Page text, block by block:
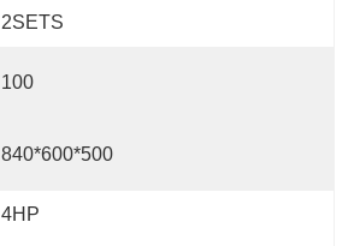
2SETS
100
840*600*500
4HP